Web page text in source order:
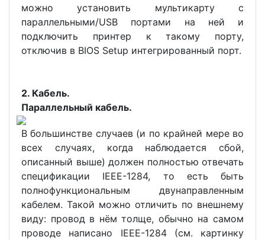
можно установить мультикарту с
параллельными/USB портами на ней и
подключить принтер к такому порту,
отключив в BIOS Setup интегрированный порт.
2. Кабель.
Параллельный кабель.
В большинстве случаев (и по крайней мере во
всех случаях, когда наблюдается сбой,
описанный выше) должен полностью отвечать
спецификации IEEE-1284, то есть быть
полнофункциональным двунаправленным
кабелем. Такой можно отличить по внешнему
виду: провод в нём толще, обычно на самом
проводе написано IEEE-1284 (см. картинку